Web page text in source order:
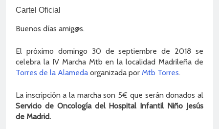
Cartel Oficial
Buenos días amig@s.
El próximo domingo 30 de septiembre de 2018 se
celebra la IV Marcha Mtb en la localidad Madrileña de
Torres de la Alameda organizada por Mtb Torres.
La inscripción a la marcha son 5€ que serán donados al
Servicio de Oncología del Hospital Infantil Niño Jesús
de Madrid.